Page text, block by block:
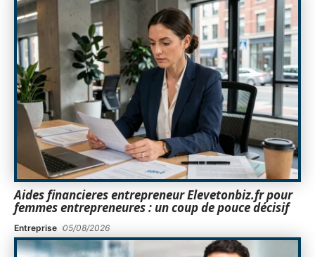
Aides financieres entrepreneur Elevetonbiz.fr pour
femmes entrepreneures : un coup de pouce décisif
Entreprise 05/08/2026